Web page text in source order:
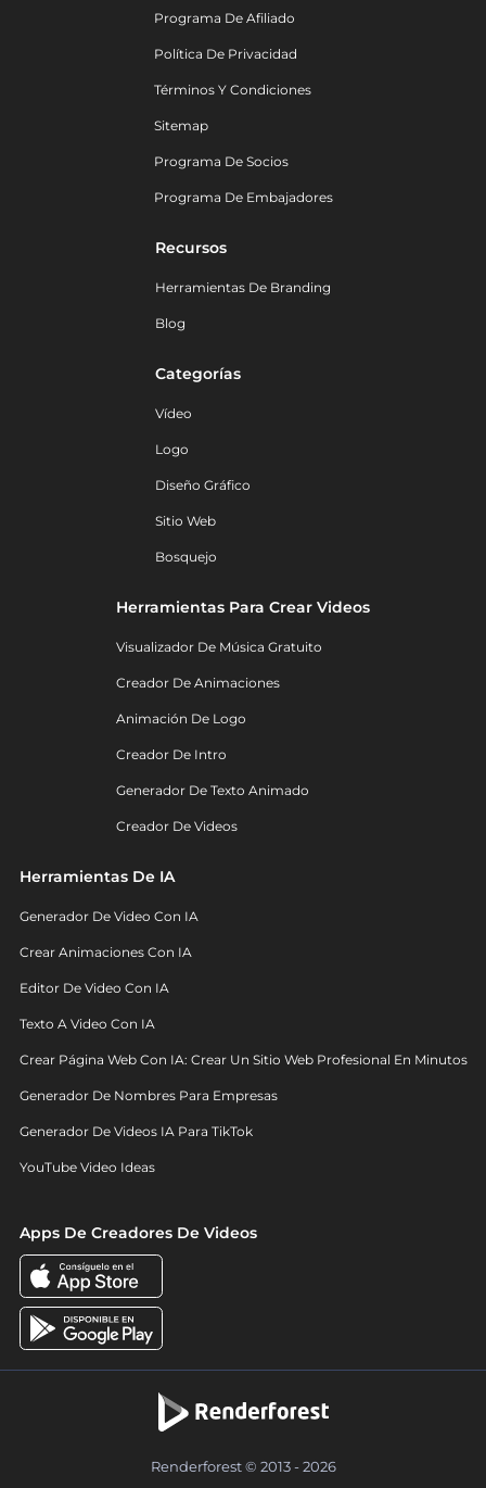
Programa De Afiliado
Política De Privacidad
Términos Y Condiciones
Sitemap
Programa De Socios
Programa De Embajadores
Recursos
Herramientas De Branding
Blog
Categorías
Vídeo
Logo
Diseño Gráfico
Sitio Web
Bosquejo
Herramientas Para Crear Videos
Visualizador De Música Gratuito
Creador De Animaciones
Animación De Logo
Creador De Intro
Generador De Texto Animado
Creador De Videos
Herramientas De IA
Generador De Video Con IA
Crear Animaciones Con IA
Editor De Video Con IA
Texto A Video Con IA
Crear Página Web Con IA: Crear Un Sitio Web Profesional En Minutos
Generador De Nombres Para Empresas
Generador De Videos IA Para TikTok
YouTube Video Ideas
Apps De Creadores De Videos
Renderforest © 2013 - 2026